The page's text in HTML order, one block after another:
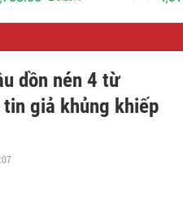
dồn nén 4 từ
tin giả khủng khiếp